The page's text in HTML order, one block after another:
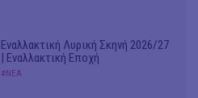
Εναλλακτική Λυρική Σκηνή 2026/27
| Εναλλακτική Εποχή
#ΝΕΑ